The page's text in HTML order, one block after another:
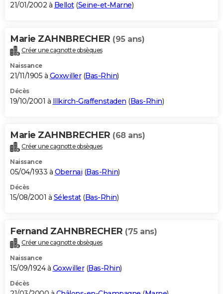
21/01/2002 à Bellot(Seine-et-Marne)
Marie ZAHNBRECHER (95 ans)
Créer une cagnotte obsèques
Naissance
21/11/1905 à Goxwiller(Bas-Rhin)
Décès
19/10/2001 à Illkirch-Graffenstaden (Bas-Rhin)
Marie ZAHNBRECHER (68 ans)
Créer une cagnotte obsèques
Naissance
05/04/1933 à Obernai (Bas-Rhin)
Décès
15/08/2001 à Sélestat(Bas-Rhin)
Fernand ZAHNBRECHER (75 ans)
Créer une cagnotte obsèques
Naissance
15/09/1924 à Goxwiller(Bas-Rhin)
Décès